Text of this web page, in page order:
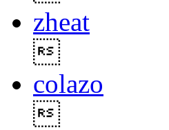
zheat
colazo